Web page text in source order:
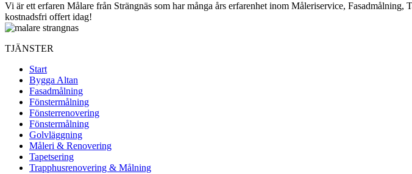
Vi är ett erfaren Målare från Strängnäs som har många års erfarenhet inom Måleriservice,
kostnadsfri offert idag!
TJÄNSTER
Start
Bygga Altan
Fasadmålning
Fönstermålning
Fönsterrenovering
Fönstermålning
Golvläggning
Måleri & Renovering
Tapetsering
Trapphusrenovering & Målning